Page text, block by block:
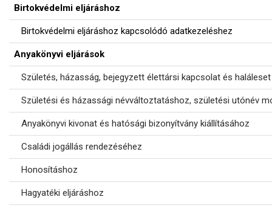
Birtokvédelmi eljáráshoz
Birtokvédelmi eljáráshoz kapcsolódó adatkezeléshez
Anyakönyvi eljárások
Születés, házasság, bejegyzett élettársi kapcsolat és
Születési és házassági névváltoztatáshoz, születési utónév
Anyakönyvi kivonat és hatósági bizonyítvány kiállításához
Családi jogállás rendezéséhez
Honosításhoz
Hagyatéki eljáráshoz